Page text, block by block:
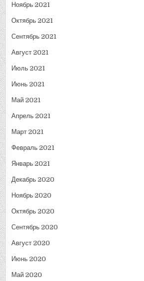
Ноябрь 2021
Октябрь 2021
Сентябрь 2021
Август 2021
Июль 2021
Июнь 2021
Май 2021
Апрель 2021
Март 2021
Февраль 2021
Январь 2021
Декабрь 2020
Ноябрь 2020
Октябрь 2020
Сентябрь 2020
Август 2020
Июнь 2020
Май 2020